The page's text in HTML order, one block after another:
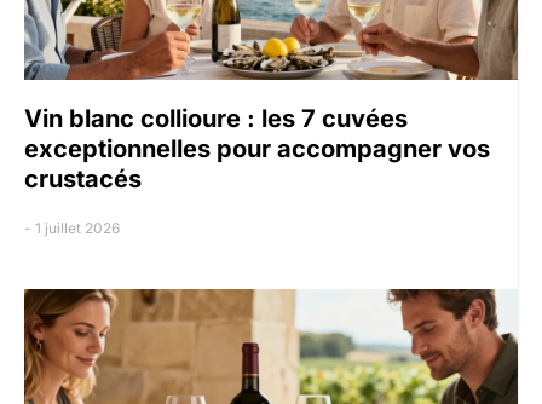
Vin blanc collioure : les 7 cuvées
exceptionnelles pour accompagner vos
crustacés
1 juillet 2026